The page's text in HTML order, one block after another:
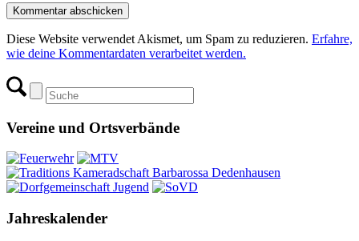
Diese Website verwendet Akismet, um Spam zu reduzieren. Erfahre,
wie deine Kommentardaten verarbeitet werden.
Vereine und Ortsverbände
Jahreskalender